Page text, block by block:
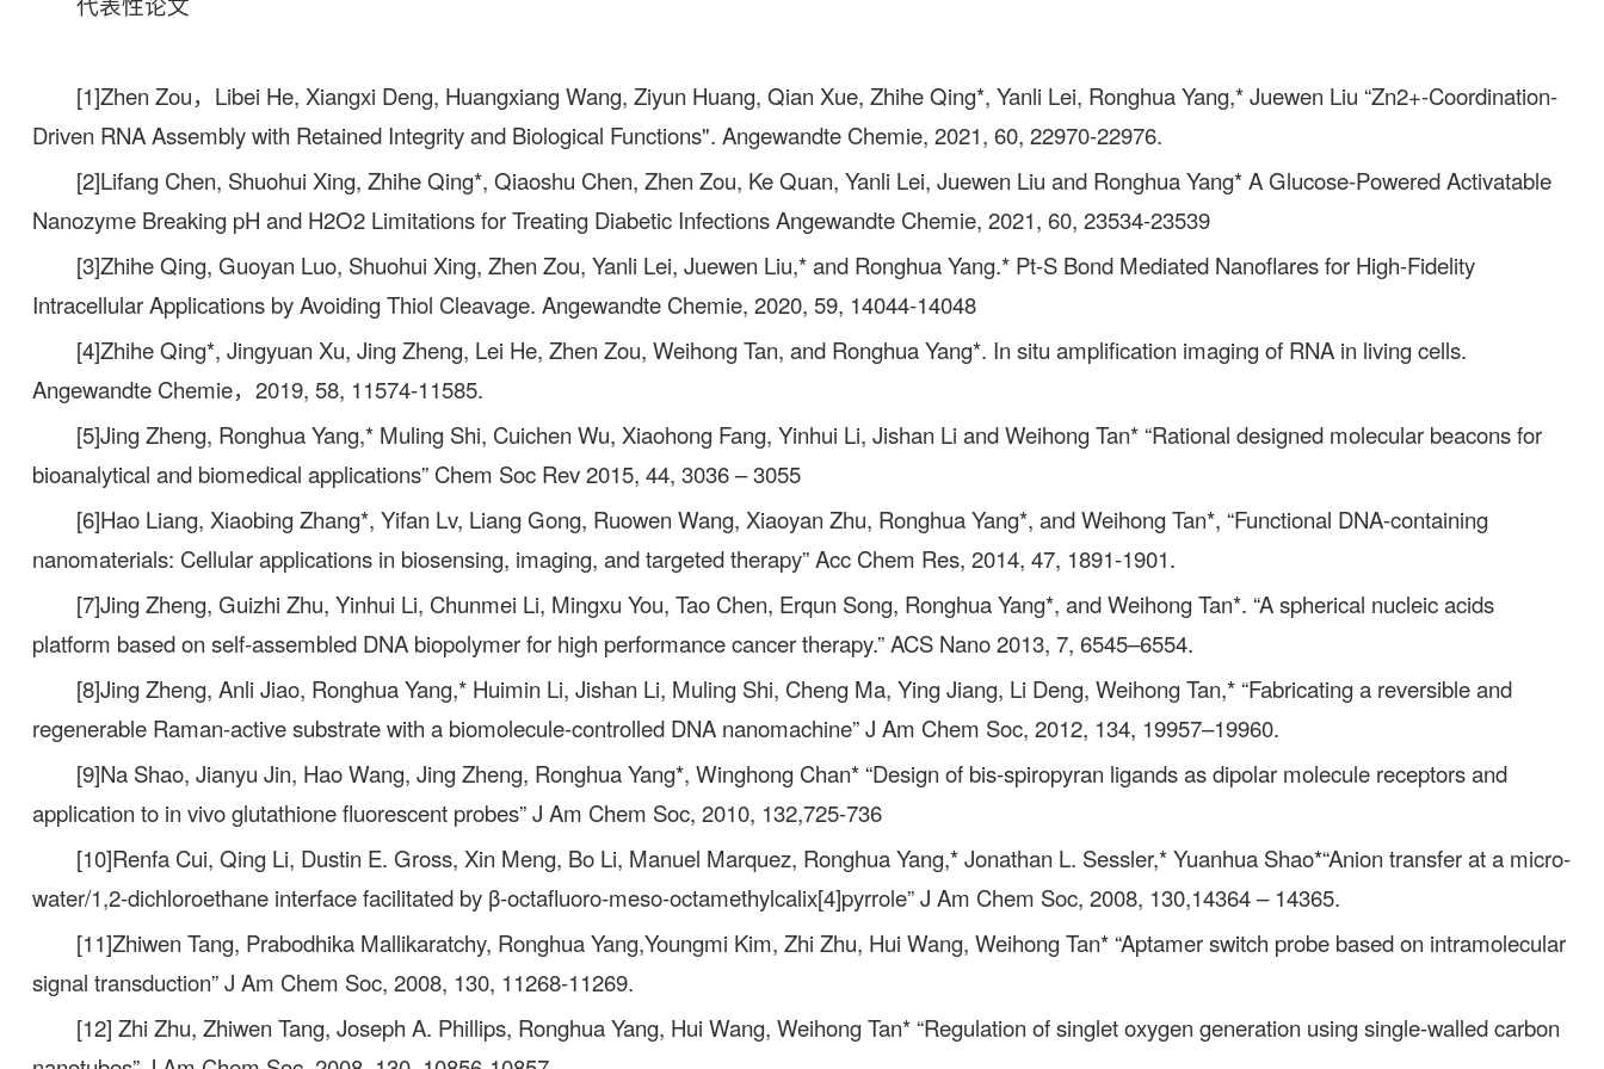
[1]Zhen Zou，Libei He, Xiangxi Deng, Huangxiang Wang, Ziyun Huang, Qian Xue, Zhihe Qing*, Yanli Lei, Ronghua Yang,* Juewen Liu “Zn2+-Coordination-
Driven RNA Assembly with Retained Integrity and Biological Functions". Angewandte Chemie, 2021, 60, 22970-22976.
[2]Lifang Chen, Shuohui Xing, Zhihe Qing*, Qiaoshu Chen, Zhen Zou, Ke Quan, Yanli Lei, Juewen Liu and Ronghua Yang* A Glucose-Powered Activatable
Nanozyme Breaking pH and H2O2 Limitations for Treating Diabetic Infections Angewandte Chemie, 2021, 60, 23534-23539
[3]Zhihe Qing, Guoyan Luo, Shuohui Xing, Zhen Zou, Yanli Lei, Juewen Liu,* and Ronghua Yang.* Pt-S Bond Mediated Nanoflares for High-Fidelity
Intracellular Applications by Avoiding Thiol Cleavage. Angewandte Chemie, 2020, 59, 14044-14048
[4]Zhihe Qing*, Jingyuan Xu, Jing Zheng, Lei He, Zhen Zou, Weihong Tan, and Ronghua Yang*. In situ amplification imaging of RNA in living cells.
Angewandte Chemie，2019, 58, 11574-11585.
[5]Jing Zheng, Ronghua Yang,* Muling Shi, Cuichen Wu, Xiaohong Fang, Yinhui Li, Jishan Li and Weihong Tan* “Rational designed molecular beacons for
bioanalytical and biomedical applications” Chem Soc Rev 2015, 44, 3036 – 3055
[6]Hao Liang, Xiaobing Zhang*, Yifan Lv, Liang Gong, Ruowen Wang, Xiaoyan Zhu, Ronghua Yang*, and Weihong Tan*, “Functional DNA-containing
nanomaterials: Cellular applications in biosensing, imaging, and targeted therapy” Acc Chem Res, 2014, 47, 1891-1901.
[7]Jing Zheng, Guizhi Zhu, Yinhui Li, Chunmei Li, Mingxu You, Tao Chen, Erqun Song, Ronghua Yang*, and Weihong Tan*. “A spherical nucleic acids
platform based on self-assembled DNA biopolymer for high performance cancer therapy.” ACS Nano 2013, 7, 6545–6554.
[8]Jing Zheng, Anli Jiao, Ronghua Yang,* Huimin Li, Jishan Li, Muling Shi, Cheng Ma, Ying Jiang, Li Deng, Weihong Tan,* “Fabricating a reversible and
regenerable Raman-active substrate with a biomolecule-controlled DNA nanomachine” J Am Chem Soc, 2012, 134, 19957–19960.
[9]Na Shao, Jianyu Jin, Hao Wang, Jing Zheng, Ronghua Yang*, Winghong Chan* “Design of bis-spiropyran ligands as dipolar molecule receptors and
application to in vivo glutathione fluorescent probes” J Am Chem Soc, 2010, 132,725-736
[10]Renfa Cui, Qing Li, Dustin E. Gross, Xin Meng, Bo Li, Manuel Marquez, Ronghua Yang,* Jonathan L. Sessler,* Yuanhua Shao*“Anion transfer at a micro-
water/1,2-dichloroethane interface facilitated by β-octafluoro-meso-octamethylcalix[4]pyrrole” J Am Chem Soc, 2008, 130,14364 – 14365.
[11]Zhiwen Tang, Prabodhika Mallikaratchy, Ronghua Yang,Youngmi Kim, Zhi Zhu, Hui Wang, Weihong Tan* “Aptamer switch probe based on intramolecular
signal transduction” J Am Chem Soc, 2008, 130, 11268-11269.
[12] Zhi Zhu, Zhiwen Tang, Joseph A. Phillips, Ronghua Yang, Hui Wang, Weihong Tan* “Regulation of singlet oxygen generation using single-walled carbon